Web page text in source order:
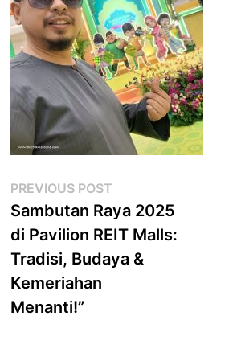
Post
navigation
PREVIOUS POST
post:
Sambutan Raya 2025
di Pavilion REIT Malls:
Tradisi, Budaya &
Kemeriahan
Menanti!”